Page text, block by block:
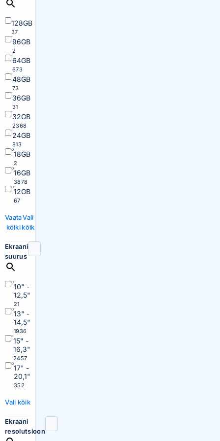
128GB
37
96GB
2
64GB
673
48GB
73
36GB
31
32GB
2368
24GB
813
18GB
2
16GB
3878
12GB
67
Vaata
kõiki
Vali
kõik
Ekraani
suurus
10" -
12,5"
21
13" -
14,5"
1936
15" -
16,3"
2457
17" -
20,1"
352
Vali kõik
Ekraani
resolutsioon